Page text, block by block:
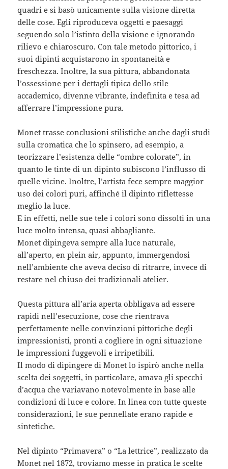
quadri e si basò unicamente sulla visione diretta
delle cose. Egli riproduceva oggetti e paesaggi
seguendo solo l’istinto della visione e ignorando
rilievo e chiaroscuro. Con tale metodo pittorico, i
suoi dipinti acquistarono in spontaneità e
freschezza. Inoltre, la sua pittura, abbandonata
l’ossessione per i dettagli tipica dello stile
accademico, divenne vibrante, indefinita e tesa ad
afferrare l’impressione pura.
Monet trasse conclusioni stilistiche anche dagli studi
sulla cromatica che lo spinsero, ad esempio, a
teorizzare l’esistenza delle “ombre colorate”, in
quanto le tinte di un dipinto subiscono l’influsso di
quelle vicine. Inoltre, l’artista fece sempre maggior
uso dei colori puri, affinché il dipinto riflettesse
meglio la luce.
E in effetti, nelle sue tele i colori sono dissolti in una
luce molto intensa, quasi abbagliante.
Monet dipingeva sempre alla luce naturale,
all’aperto, en plein air, appunto, immergendosi
nell’ambiente che aveva deciso di ritrarre, invece di
restare nel chiuso dei tradizionali atelier.
Questa pittura all’aria aperta obbligava ad essere
rapidi nell’esecuzione, cose che rientrava
perfettamente nelle convinzioni pittoriche degli
impressionisti, pronti a cogliere in ogni situazione
le impressioni fuggevoli e irripetibili.
Il modo di dipingere di Monet lo ispirò anche nella
scelta dei soggetti, in particolare, amava gli specchi
d’acqua che variavano notevolmente in base alle
condizioni di luce e colore. In linea con tutte queste
considerazioni, le sue pennellate erano rapide e
sintetiche.
Nel dipinto “Primavera” o “La lettrice”, realizzato da
Monet nel 1872, troviamo messe in pratica le scelte